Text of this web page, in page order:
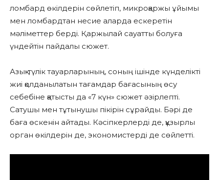
ломбард өкілдерін сөйлетіп, микроқаржы ұйымы
мен ломбардтан несие аларда ескеретін
мәліметтер берді. Қаржылай сауатты болуға
үндейтін пайдалы сюжет.
Азық-түлік тауарларының, соның ішінде күнделікті
жиі қолданылатын тағамдар бағасының өсу
себебіне қатысты да «7 күн» сюжет әзірлепті.
Сатушы мен тұтынушы пікірін сұрайды. Бәрі де
баға өскенін айтады. Кәсіпкерлерді де, құзырлы
орган өкілдерін де, экономистерді де сөйлетті.